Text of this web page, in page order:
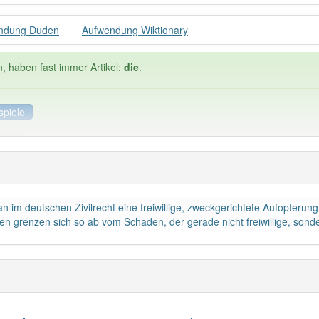
Duden Aufwendung Wiktionary
haben fast immer Artikel: die.
: 6 Wörter mit
haben den Artikel korrekt erraten.
im deutschen Zivilrecht eine freiwillige, zweckgerichtete
grenzen sich so ab vom Schaden, der gerade nicht freiwillige,